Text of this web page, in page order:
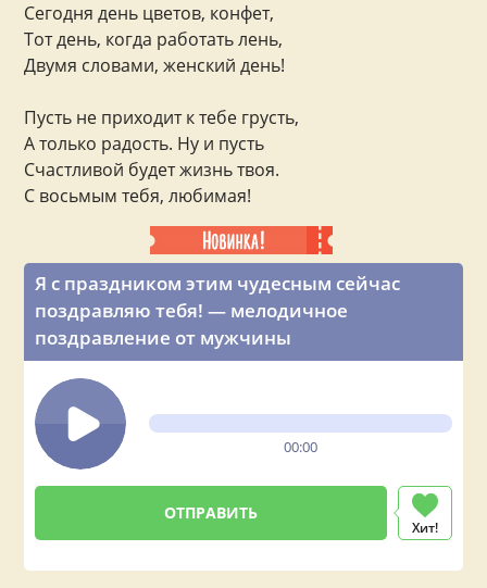
Я с праздником этим чудесным сейчас
поздравляю тебя! — мелодичное
поздравление от мужчины
00:00
Хит!
Сегодня день цветов, конфет,
Тот день, когда работать лень,
Двумя словами, женский день!
Пусть не приходит к тебе грусть,
А только радость. Ну и пусть
Счастливой будет жизнь твоя.
С восьмым тебя, любимая!